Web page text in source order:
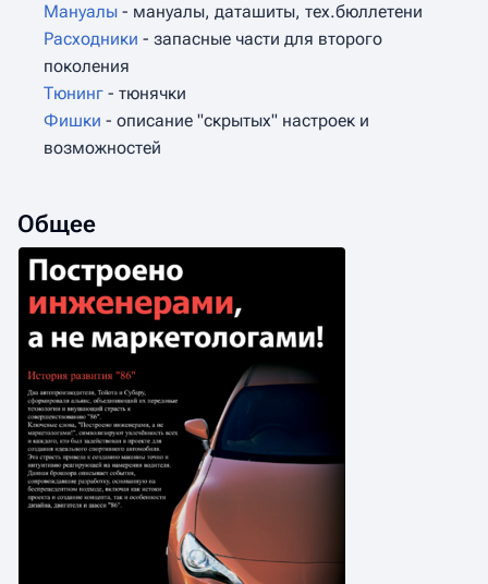
Мануалы - мануалы, даташиты, тех.бюллетени
Расходники - запасные части для второго
поколения
Тюнинг - тюнячки
Фишки - описание "скрытых" настроек и
возможностей
Общее